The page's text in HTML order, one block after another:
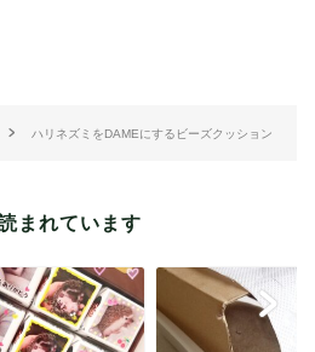
ハリネズミをDAMEにするビーズクッション
まれています